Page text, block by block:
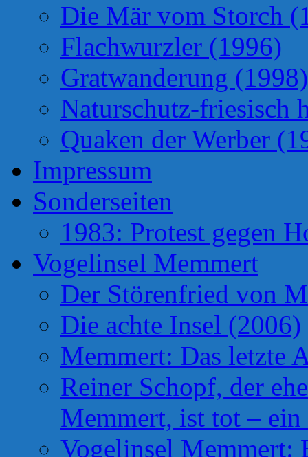
Die Mär vom Storch
Flachwurzler (1996)
Gratwanderung (1998)
Naturschutz-friesisch
Quaken der Werber
Impressum
Sonderseiten
1983: Protest gegen
Vogelinsel Memmert
Der Störenfried von
Die achte Insel (2006)
Memmert: Das letzte
Reiner Schopf, der
Memmert, ist tot –
Vogelinsel Memmert: